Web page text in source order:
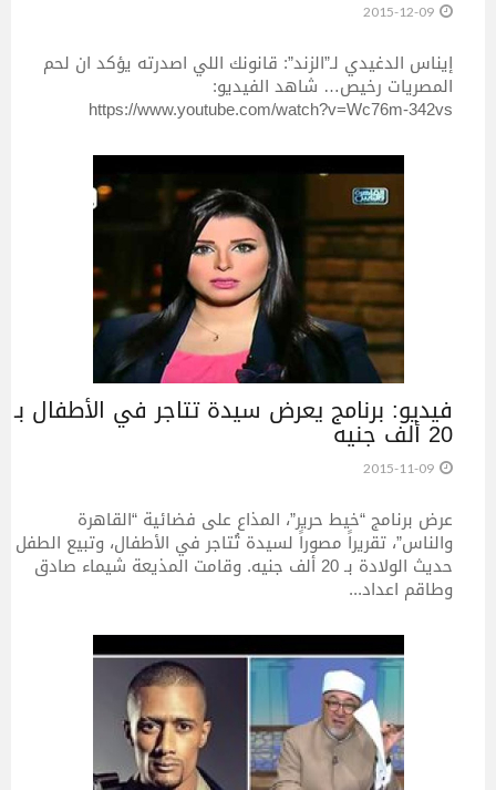
2015-12-09
إيناس الدغيدي لـ”الزند”: قانونك اللي اصدرته يؤكد ان لحم
المصريات رخيص… شاهد الفيديو:
https://www.youtube.com/watch?v=Wc76m-342vs
فيديو: برنامج يعرض سيدة تتاجر في الأطفال بـ
20 ألف جنيه
2015-11-09
عرض برنامج “خيط حرير”، المذاع على فضائية “القاهرة
والناس”، تقريراً مصوراً لسيدة تُتاجر في الأطفال، وتبيع الطفل
حديث الولادة بـ 20 ألف جنيه. وقامت المذيعة شيماء صادق
وطاقم اعداد...